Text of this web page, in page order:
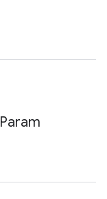
Param